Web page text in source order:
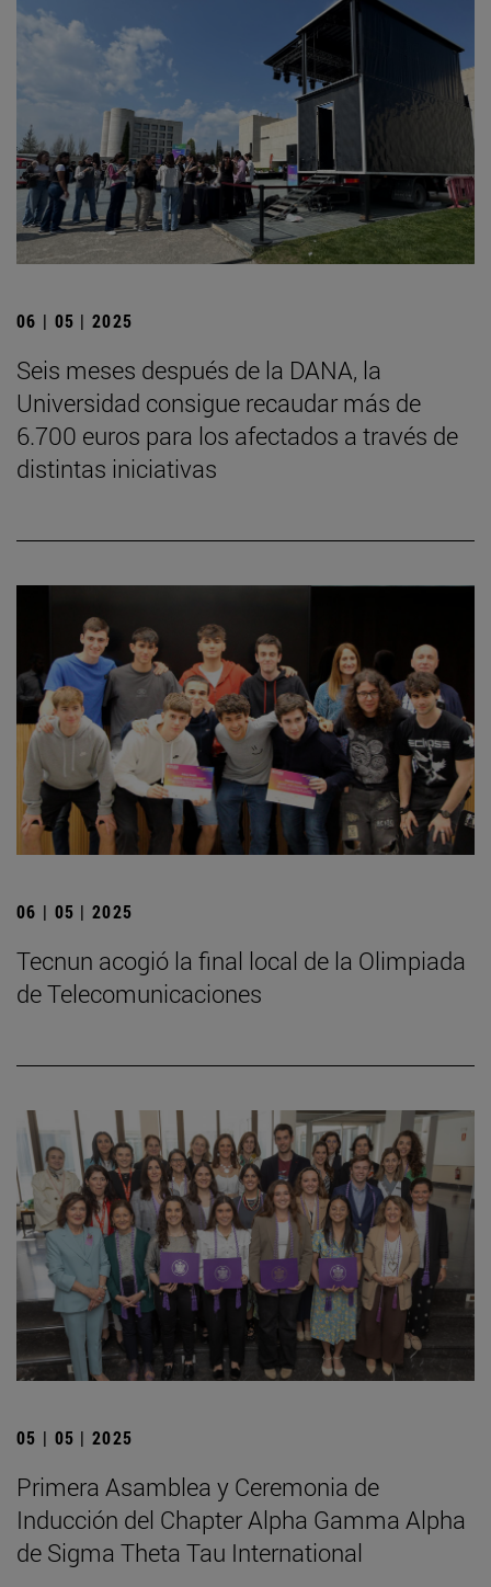
06 | 05 | 2025
Seis meses después de la DANA, la
Universidad consigue recaudar más de
6.700 euros para los afectados a través de
distintas iniciativas
06 | 05 | 2025
­Tecnun acogió la final local de la Olimpiada
de Telecomunicaciones
05 | 05 | 2025
Primera Asamblea y Ceremonia de
Inducción del Chapter Alpha Gamma Alpha
de Sigma Theta Tau International